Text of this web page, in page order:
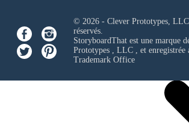
© 2026 - Clever Prototypes,
réservés.
StoryboardThat est une marque
Prototypes , LLC, et enregistrée
Trademark Office